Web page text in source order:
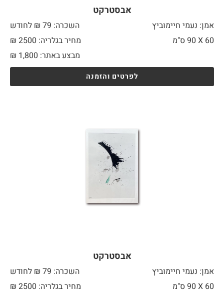
אבסטרקט
אמן: נעמי חיימוביץ
השכרה: 79 ₪ לחודש
60 X
מחיר בגלריה: 2500 ₪
מבצע באתר:
₪ 1,800
לפרטים והזמנה
אבסטרקט
אמן: נעמי חיימוביץ
השכרה: 79 ₪ לחודש
60 X
מחיר בגלריה: 2500 ₪